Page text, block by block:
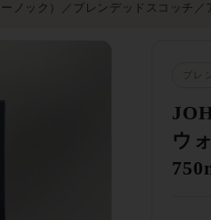
ノック）／ブレンデッドスコッチ
ブレ
ウ